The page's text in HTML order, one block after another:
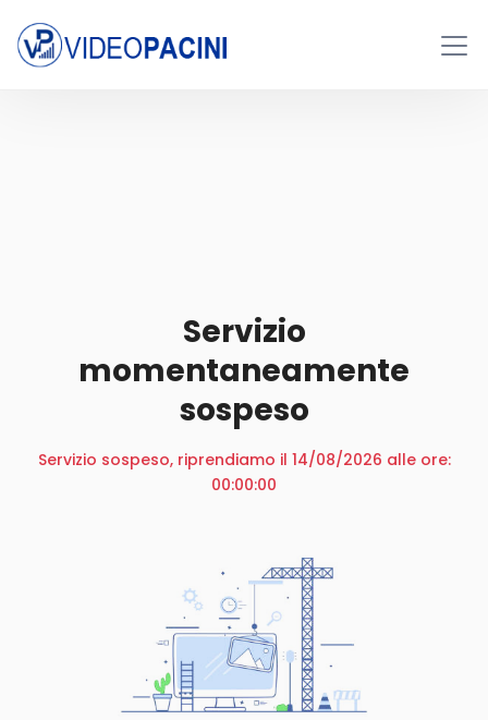
Servizio
momentaneamente
sospeso
Servizio sospeso, riprendiamo il 14/08/2026 alle ore:
00:00:00